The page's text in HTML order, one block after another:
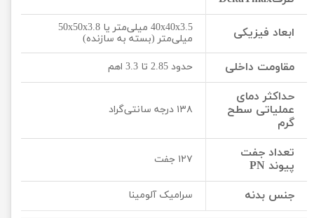
ابعاد فیزیکی
40x40x3.5 میلی‌متر یا 50x50x3.8
میلی‌متر (بسته به سازنده)
مقاومت داخلی حدود 2.85 تا 3.3 اهم
حداکثر دمای
عملیاتی سطح
گرم
۱۳۸ درجه سانتی‌گراد
تعداد جفت
پیوند PN
۱۲۷ جفت
جنس بدنه سرامیک آلومینا